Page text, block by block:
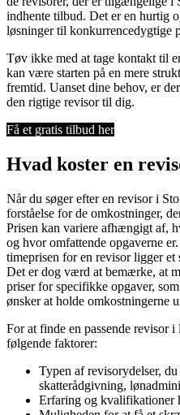
indhente tilbud. Det er en hurtig
løsninger til konkurrencedygtige
Tøv ikke med at tage kontakt til
kan være starten på en mere
fremtid. Uanset dine behov, er
den rigtige revisor til dig.
Få et gratis tilbud her
Hvad koster en
Når du søger efter en revisor i
forståelse for de omkostninger,
Prisen kan variere afhængigt af,
og hvor omfattende opgaverne
timeprisen for en revisor ligger
Det er dog værd at bemærke, at
priser for specifikke opgaver,
ønsker at holde omkostningerne
For at finde en passende revisor
følgende faktorer:
Typen af revisorydelser,
skatterådgivning,
Erfaring og kvalifikationer